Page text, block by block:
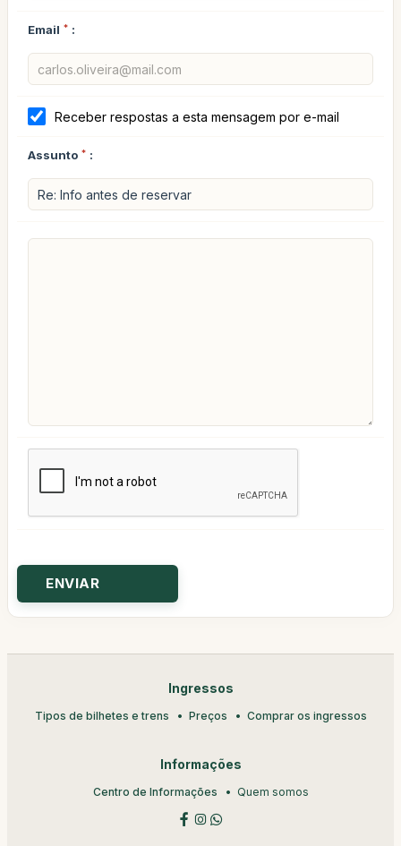
Email * :
Receber respostas a esta mensagem por e-mail
Assunto * :
Ingressos
Tipos de bilhetes e trens Preços Comprar os ingressos
Informações
Centro de Informações Quem somos